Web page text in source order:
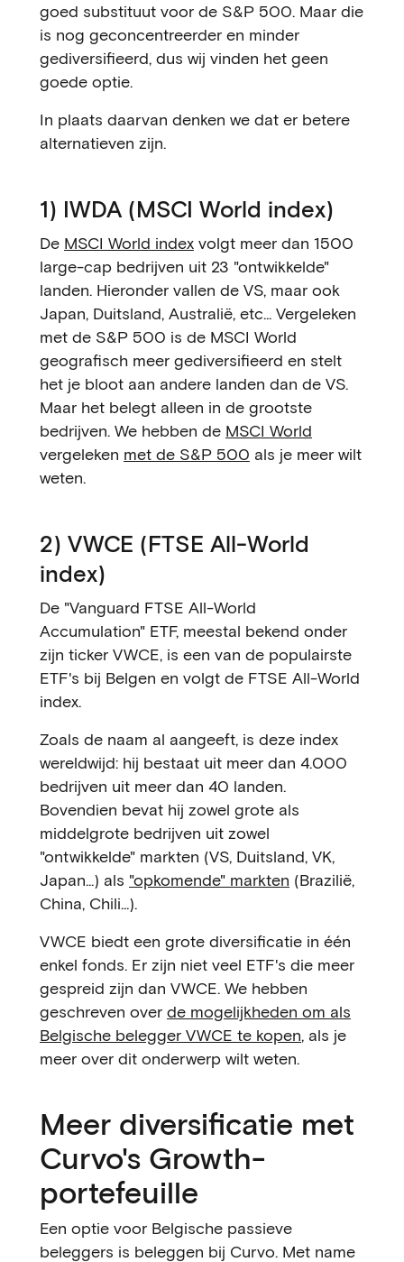
goed substituut voor de S&P 500. Maar die
is nog geconcentreerder en minder
gediversifieerd, dus wij vinden het geen
goede optie.
In plaats daarvan denken we dat er betere
alternatieven zijn.
1) IWDA (MSCI World index)
De MSCI World index volgt meer dan 1500
large-cap bedrijven uit 23 "ontwikkelde"
landen. Hieronder vallen de VS, maar ook
Japan, Duitsland, Australië, etc... Vergeleken
met de S&P 500 is de MSCI World
geografisch meer gediversifieerd en stelt
het je bloot aan andere landen dan de VS.
Maar het belegt alleen in de grootste
bedrijven. We hebben de MSCI World
vergeleken met de S&P 500 als je meer wilt
weten.
2) VWCE (FTSE All-World
index)
De "Vanguard FTSE All-World
Accumulation" ETF, meestal bekend onder
zijn ticker VWCE, is een van de populairste
ETF's bij Belgen en volgt de FTSE All-World
index.
Zoals de naam al aangeeft, is deze index
wereldwijd: hij bestaat uit meer dan 4.000
bedrijven uit meer dan 40 landen.
Bovendien bevat hij zowel grote als
middelgrote bedrijven uit zowel
"ontwikkelde" markten (VS, Duitsland, VK,
Japan...) als "opkomende" markten (Brazilië,
China, Chili...).
VWCE biedt een grote diversificatie in één
enkel fonds. Er zijn niet veel ETF's die meer
gespreid zijn dan VWCE. We hebben
geschreven over de mogelijkheden om als
Belgische belegger VWCE te kopen, als je
meer over dit onderwerp wilt weten.
Meer diversificatie met
Curvo's Growth-
portefeuille
Een optie voor Belgische passieve
beleggers is beleggen bij Curvo. Met name